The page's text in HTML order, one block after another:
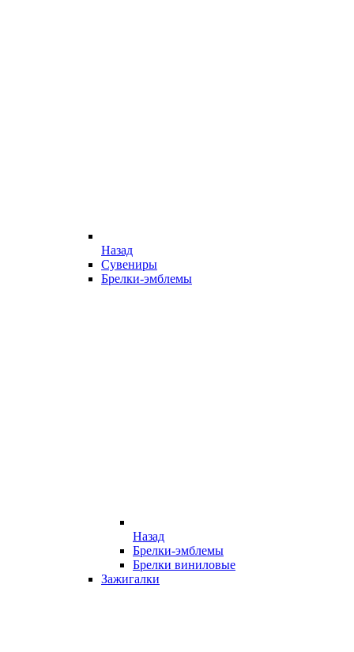
Назад
Сувениры
Брелки-эмблемы
Назад
Брелки-эмблемы
Брелки виниловые
Зажигалки